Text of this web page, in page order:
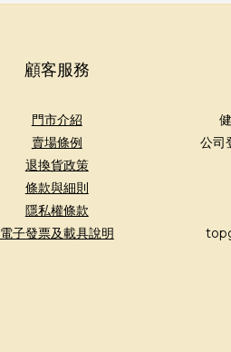
顧客服務
門市介紹
賣場條例
退換貨政策
條款與細則
隱私權條款
電子發票及載具說明
公司